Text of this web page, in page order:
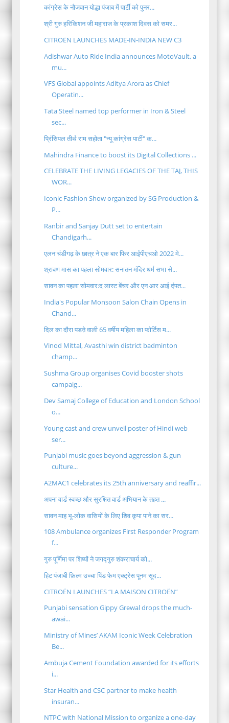
कांग्रेस के नौजवान योद्धा पंजाब में पार्टी को पुनर...
श्री गुरु हरिकिशन जी महाराज के प्रकाश दिवस को समर...
CITROËN LAUNCHES MADE-IN-INDIA NEW C3
Adishwar Auto Ride India announces MotoVault, a
mu...
VFS Global appoints Aditya Arora as Chief
Operatin...
Tata Steel named top performer in Iron & Steel
sec...
प्रिंसिपल तीर्थ राम सहोता "न्यू कांग्रेस पार्टी" क...
Mahindra Finance to boost its Digital Collections ...
CELEBRATE THE LIVING LEGACIES OF THE TAJ, THIS
WOR...
Iconic Fashion Show organized by SG Production &
P...
Ranbir and Sanjay Dutt set to entertain
Chandigarh...
एलन चंडीगढ़ के छात्र ने एक बार फिर आईपीएचओ 2022 मे...
श्रावण मास का पहला सोमवार: सनातन मंदिर धर्म सभा से...
सावन का पहला सोमवार:द लास्ट बेंचर और एन आर आई दंपत...
India's Popular Monsoon Salon Chain Opens in
Chand...
दिल का दौरा पडऩे वाली 65 वर्षीय महिला का फोर्टिस म...
Vinod Mittal, Avasthi win district badminton
champ...
Sushma Group organises Covid booster shots
campaig...
Dev Samaj College of Education and London School
o...
Young cast and crew unveil poster of Hindi web
ser...
Punjabi music goes beyond aggression & gun
culture...
A2MAC1 celebrates its 25th anniversary and reaffir...
अपना वार्ड स्वच्छ और सुरक्षित वार्ड अभियान के तहत ...
सावन माह भू-लोक वासियों के लिए शिव कृपा पाने का सर...
108 Ambulance organizes First Responder Program
f...
गुरु पूर्णिमा पर शिष्यों ने जगद्गुरु शंकराचार्य को...
हिट पंजाबी फ़िल्म उच्चा पिंड फेम एक्ट्रेस पूनम सूद...
CITROËN LAUNCHES “LA MAISON CITROËN”
Punjabi sensation Gippy Grewal drops the much-
awai...
Ministry of Mines’ AKAM Iconic Week Celebration
Be...
Ambuja Cement Foundation awarded for its efforts
i...
Star Health and CSC partner to make health
insuran...
NTPC with National Mission to organize a one-day